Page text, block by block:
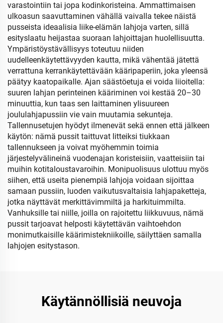
varastointiin tai jopa kodinkoristeina. Ammattimaisen
ulkoasun saavuttaminen vähällä vaivalla tekee näistä
pusseista ideaalisia liike-elämän lahjoja varten, sillä
esityslaatu heijastaa suoraan lahjoittajan huolellisuutta.
Ympäristöystävällisyys toteutuu niiden
uudelleenkäytettävyyden kautta, mikä vähentää jätettä
verrattuna kerrankäytettävään kääripaperiin, joka yleensä
päätyy kaatopaikalle. Ajan säästöetuja ei voida liioitella:
suuren lahjan perinteinen kääriminen voi kestää 20–30
minuuttia, kun taas sen laittaminen ylisuureen
joululahjapussiin vie vain muutamia sekunteja.
Tallennusetujen hyödyt ilmenevät sekä ennen että jälkeen
käytön: nämä pussit taittuvat litteiksi tiukkaan
tallennukseen ja voivat myöhemmin toimia
järjestelyvälineinä vuodenajan koristeisiin, vaatteisiin tai
muihin kotitaloustavaroihin. Monipuolisuus ulottuu myös
siihen, että useita pienempiä lahjoja voidaan sijoittaa
samaan pussiin, luoden vaikutusvaltaisia lahjapaketteja,
jotka näyttävät merkittävimmiltä ja harkituimmilta.
Vanhuksille tai niille, joilla on rajoitettu liikkuvuus, nämä
pussit tarjoavat helposti käytettävän vaihtoehdon
monimutkaisille käärimistekniikoille, säilyttäen samalla
lahjojen esitystason.
Käytännöllisiä neuvoja